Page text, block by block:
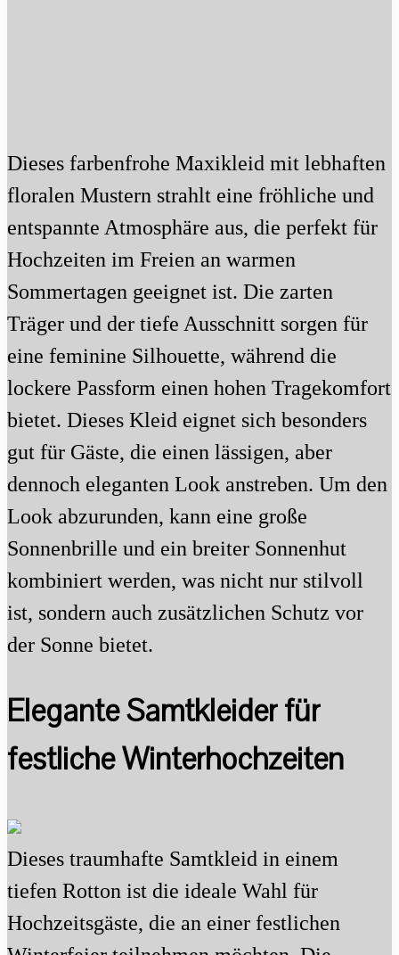
Dieses farbenfrohe Maxikleid mit lebhaften
floralen Mustern strahlt eine fröhliche und
entspannte Atmosphäre aus, die perfekt für
Hochzeiten im Freien an warmen
Sommertagen geeignet ist. Die zarten
Träger und der tiefe Ausschnitt sorgen für
eine feminine Silhouette, während die
lockere Passform einen hohen Tragekomfort
bietet. Dieses Kleid eignet sich besonders
gut für Gäste, die einen lässigen, aber
dennoch eleganten Look anstreben. Um den
Look abzurunden, kann eine große
Sonnenbrille und ein breiter Sonnenhut
kombiniert werden, was nicht nur stilvoll
ist, sondern auch zusätzlichen Schutz vor
der Sonne bietet.
Elegante Samtkleider für
festliche Winterhochzeiten
Dieses traumhafte Samtkleid in einem
tiefen Rotton ist die ideale Wahl für
Hochzeitsgäste, die an einer festlichen